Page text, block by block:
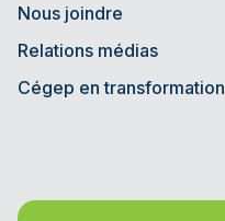
Nous joindre
Relations médias
Cégep en transformation